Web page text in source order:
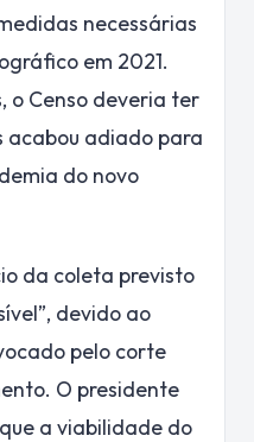
necessárias
em 2021.
o Censo deveria ter
acabou adiado para
do novo
da coleta previsto
devido ao
pelo corte
O presidente
a viabilidade do